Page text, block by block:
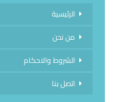
الرئيسية
من نحن
الشروط والاحكام
اتصل بنا